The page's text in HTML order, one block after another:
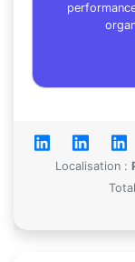
Localisation :